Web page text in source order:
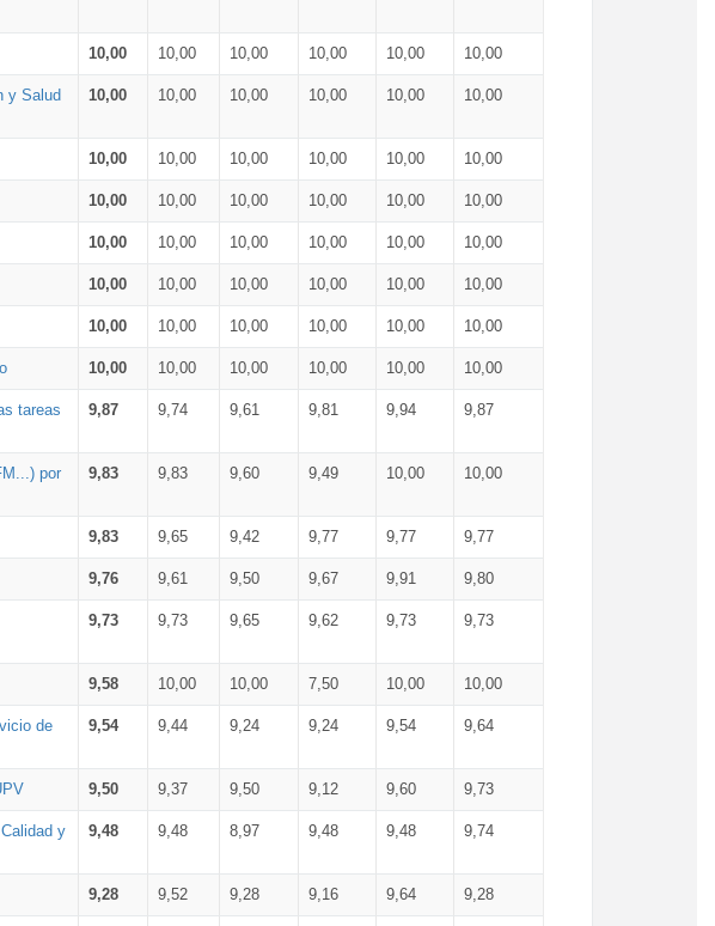
10,00 10,00 10,00 10,00 10,00 10,00
y Salud
10,00 10,00 10,00 10,00 10,00 10,00
10,00 10,00 10,00 10,00 10,00 10,00
10,00 10,00 10,00 10,00 10,00 10,00
10,00 10,00 10,00 10,00 10,00 10,00
10,00 10,00 10,00 10,00 10,00 10,00
10,00 10,00 10,00 10,00 10,00 10,00
10,00 10,00 10,00 10,00 10,00 10,00
tareas
9,87 9,74 9,61 9,81 9,94 9,87
por
9,83 9,83 9,60 9,49 10,00 10,00
9,83 9,65 9,42 9,77 9,77 9,77
9,76 9,61 9,50 9,67 9,91 9,80
9,73 9,73 9,65 9,62 9,73 9,73
9,58 10,00 10,00 7,50 10,00 10,00
de
9,54 9,44 9,24 9,24 9,54 9,64
9,50 9,37 9,50 9,12 9,60 9,73
y
9,48 9,48 8,97 9,48 9,48 9,74
9,28 9,52 9,28 9,16 9,64 9,28